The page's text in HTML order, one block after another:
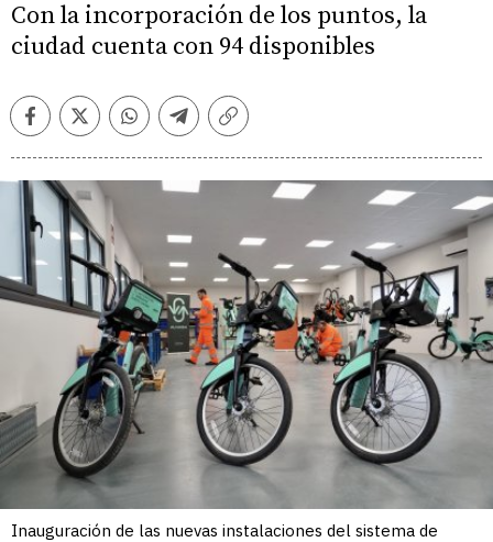
Con la incorporación de los puntos, la
ciudad cuenta con 94 disponibles
FacebookTwitterWhatsappTelegramCopiar
Inauguración de las nuevas instalaciones del sistema de